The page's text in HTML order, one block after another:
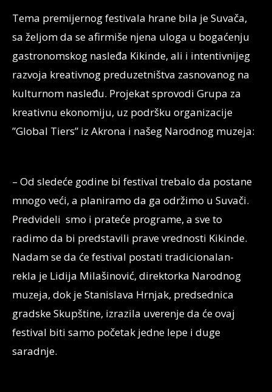
Tema premijernog festivala hrane bila je Suvača,
sa željom da se afirmiše njena uloga u bogaćenju
gastronomskog nasleđa Kikinde, ali i intentivnijeg
razvoja kreativnog preduzetništva zasnovanog na
kulturnom nasleđu. Projekat sprovodi Grupa za
kreativnu ekonomiju, uz podršku organizacije
”Global Tiers” iz Akrona i našeg Narodnog muzeja:
– Od sledeće godine bi festival trebalo da postane
mnogo veći, a planiramo da ga održimo u Suvači.
Predvideli smo i prateće programe, a sve to
radimo da bi predstavili prave vrednosti Kikinde.
Nadam se da će festival postati tradicionalan-
rekla je Lidija Milašinović, direktorka Narodnog
muzeja, dok je Stanislava Hrnjak, predsednica
gradske Skupštine, izrazila uverenje da će ovaj
festival biti samo početak jedne lepe i duge
saradnje.